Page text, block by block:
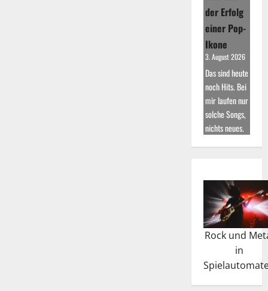
der Erfolg
einer Pop-
Ikone
3. August 2026
Das sind heute
noch Hits. Bei
mir laufen nur
solche Songs,
nichts neues.
Rock und
in